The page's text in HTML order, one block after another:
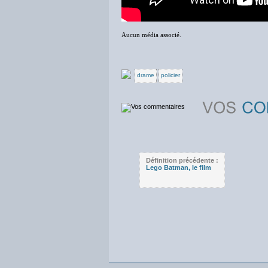
Aucun média associé.
drame policier
Définition précédente :
Lego Batman, le film